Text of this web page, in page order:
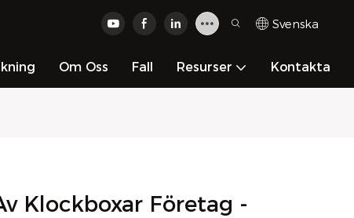
Svenska
Om Oss Fall Resurser Kontakta
Klockboxar Företag -